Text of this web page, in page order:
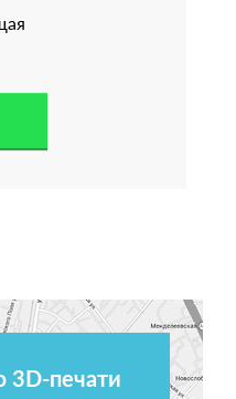
3D-печати